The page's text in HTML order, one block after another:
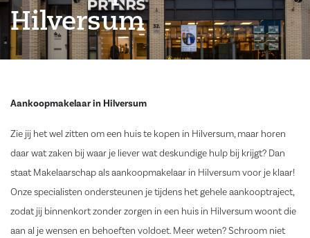
Hilversum
Aankoopmakelaar in Hilversum
Zie jij het wel zitten om een huis te kopen in Hilversum, maar horen
daar wat zaken bij waar je liever wat deskundige hulp bij krijgt? Dan
staat Makelaarschap als aankoopmakelaar in Hilversum voor je klaar!
Onze specialisten ondersteunen je tijdens het gehele aankooptraject,
zodat jij binnenkort zonder zorgen in een huis in Hilversum woont die
aan al je wensen en behoeften voldoet. Meer weten? Schroom niet